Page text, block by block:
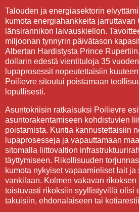
Talouden ja energiasektorin
kumota energiahankkeita
länsirannikon laivauskiellon.
miljoonan tynnyrin päivätason
Albertan Hardistysta Prince
dollarin edestä vientituloja 35
lupaprosessit nopeutettaisiin
Poilievre sitoutui poistamaan
lopullisesti.
Asuntokriisin ratkaisuksi Poilievre
asuntorakentamiseen kohdistuvien
poistamista. Kuntia kannustettaisiin
lupaprosesseja ja vapauttamaan
sitomalla liittovaltion
täyttymiseen. Rikollisuuden
kumota nykyiset vapaamieliset lait
vankilaan. Kolmen vakavan rikoksen
toistuvasti rikoksiin syyllistyvillä olisi
takuisiin, ehdonalaiseen tai